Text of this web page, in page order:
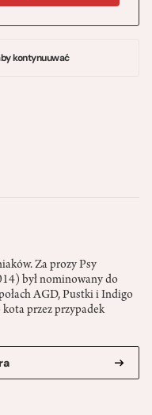
Za prozy Psy
był nominowany do
AGD, Pustki i Indigo
kota przez przypadek
kontynuuwać